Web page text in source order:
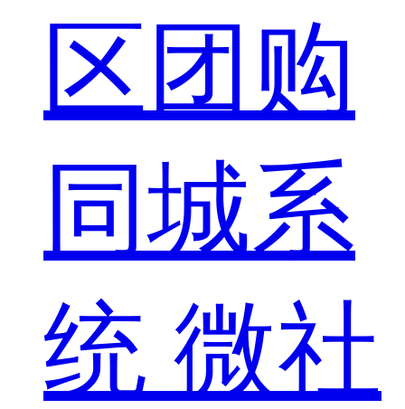
区团购
同城系
统 微社